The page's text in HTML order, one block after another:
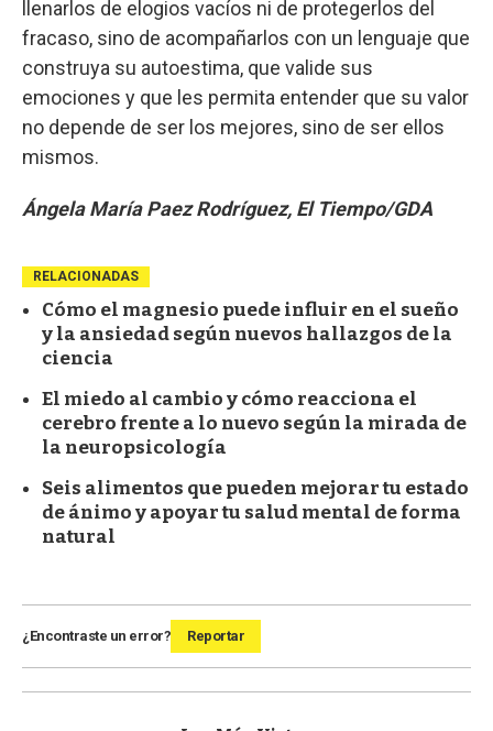
llenarlos de elogios vacíos ni de protegerlos del
fracaso, sino de acompañarlos con un lenguaje que
construya su autoestima, que valide sus
emociones y que les permita entender que su valor
no depende de ser los mejores, sino de ser ellos
mismos.
Ángela María Paez Rodríguez, El Tiempo/GDA
RELACIONADAS
Cómo el magnesio puede influir en el sueño
y la ansiedad según nuevos hallazgos de la
ciencia
El miedo al cambio y cómo reacciona el
cerebro frente a lo nuevo según la mirada de
la neuropsicología
Seis alimentos que pueden mejorar tu estado
de ánimo y apoyar tu salud mental de forma
natural
¿Encontraste un error? Reportar